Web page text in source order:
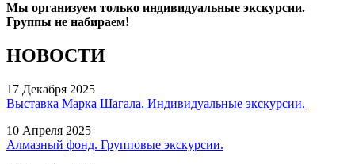
Мы организуем только индивидуальные экскурсии.
Группы не набираем!
НОВОСТИ
17 Декабря 2025
Выставка Марка Шагала. Индивидуальные экскурсии.
10 Апреля 2025
Алмазный фонд. Групповые экскурсии.